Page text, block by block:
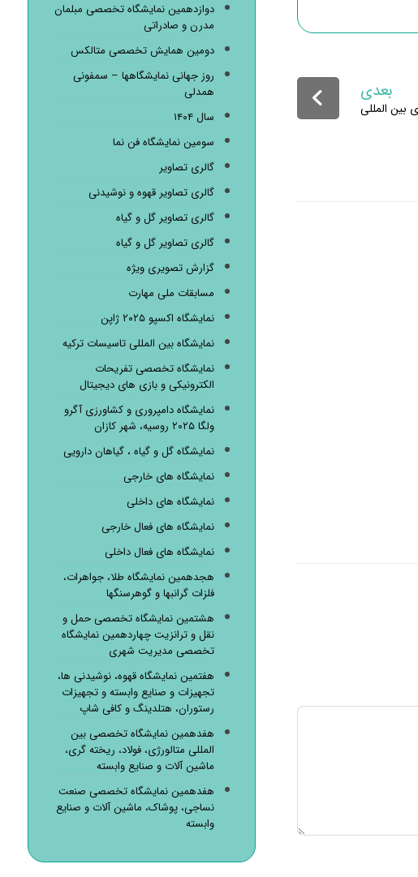
بعدی
بین المللی
دوازدهمین نمایشگاه تخصصی مبلمان
مدرن و صادراتی
دومین همایش تخصصی متالکس
روز جهانی نمایشگاهها – سمفونی
همدلی
سال ۱۴۰۴
سومین نمایشگاه فن نما
گالری تصاویر
گالری تصاویر قهوه و نوشیدنی
گالری تصاویر گل و گیاه
گالری تصاویر گل و گیاه
گزارش تصویری ویژه
مسابقات ملی مهارت
نمایشگاه اکسپو ۲۰۲۵ ژاپن
نمایشگاه بین المللی تاسیسات ترکیه
نمایشگاه تخصصی تفریحات
الکترونیکی و بازی های دیجیتال
نمایشگاه دامپروری و کشاورزی آگرو
ولگا ۲۰۲۵ روسیه، شهر کازان
نمایشگاه گل و گیاه ، گیاهان دارویی
نمایشگاه های خارجی
نمایشگاه های داخلی
نمایشگاه های فعال خارجی
نمایشگاه های فعال داخلی
هجدهمین نمایشگاه طلا، جواهرات،
فلزات گرانبها و گوهرسنگها
هشتمین نمایشگاه تخصصی حمل و
نقل و ترانزیت چهاردهمین نمایشگاه
تخصصی مدیریت شهری
هفتمین نمایشگاه قهوه، نوشیدنی ها،
تجهیزات و صنایع وابسته و تجهیزات
رستوران، هتلدینگ و کافی شاپ
هفدهمین نمایشگاه تخصصی بین
المللی متالورژی، فولاد، ریخته گری،
ماشین آلات و صنایع وابسته
هفدهمین نمایشگاه تخصصی صنعت
نساجی، پوشاک، ماشین آلات و صنایع
وابسته